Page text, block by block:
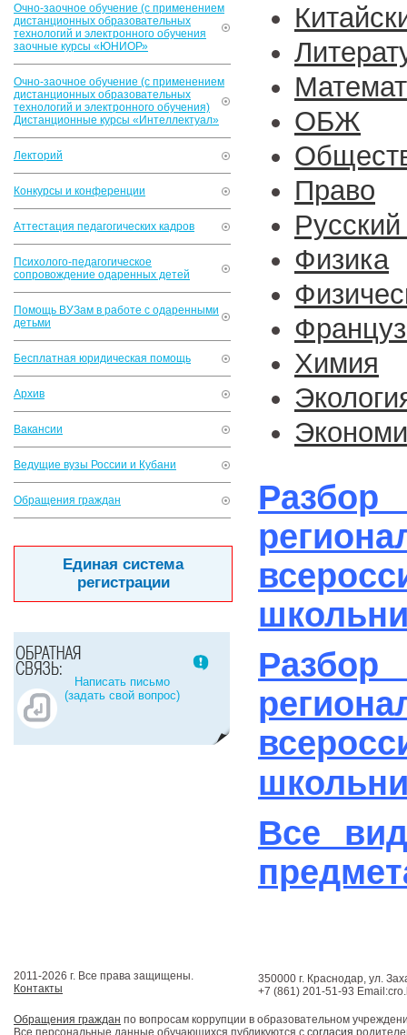
Очно-заочное обучение (с применением
дистанционных образовательных
технологий и электронного обучения
заочные курсы «ЮНИОР»
Очно-заочное обучение (с применением
дистанционных образовательных
технологий и электронного обучения)
Дистанционные курсы «Интеллектуал»
Лекторий
Конкурсы и конференции
Аттестация педагогических кадров
Психолого-педагогическое
сопровождение одаренных детей
Помощь ВУЗам в работе с одаренными
детьми
Бесплатная юридическая помощь
Архив
Вакансии
Ведущие вузы России и Кубани
Обращения граждан
Единая система
регистрации
Написать письмо
(задать свой вопрос)
ОБЖ
Право
Физика
Химия
Все
2011-2026 г. Все права защищены.
Контакты
350000 г. Краснодар, ул.
+7 (861) 201-51-93
Обращения граждан по вопросам коррупции в образовательном
Все персональные данные обучающихся публикуются с согласия